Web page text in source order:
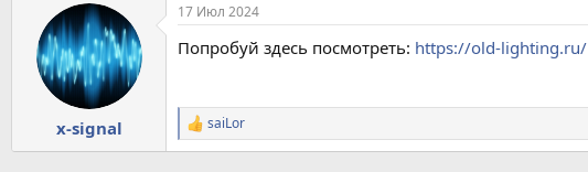
x-signal
17 Июл 2024
Попробуй здесь посмотреть: https://old-lighting.ru/
Р
е
saiLor